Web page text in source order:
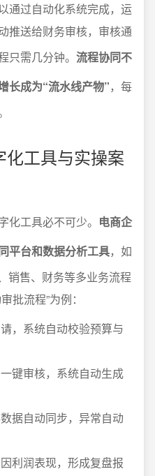
通过自动化系统完成，运
推送给财务审核，审核通
只需几分钟。 流程协同不
长成为“流水线产物”，每
工具与实操案
化工具必不可少。 电商企
平台和数据分析工具，如
销售、财务等多业务流程
批流程”为例：
，系统自动校验预算与
键审核，系统自动生成
据自动同步，异常自动
利润表现，形成复盘报